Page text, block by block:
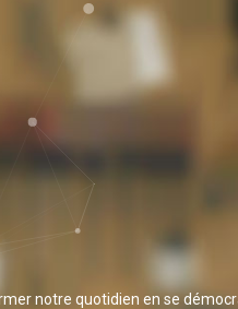
notre quotidien en se